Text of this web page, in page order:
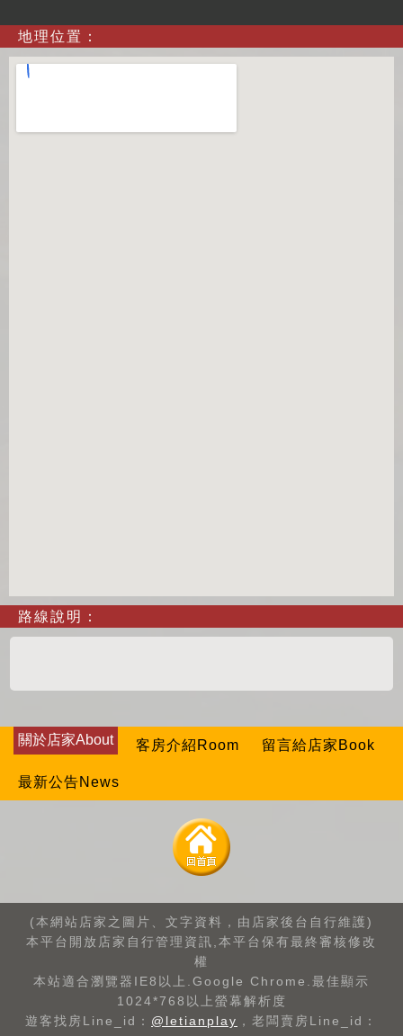
地理位置：
路線說明：
關於店家About 客房介紹Room 留言給店家Book
最新公告News
(本網站店家之圖片、文字資料，由店家後台自行維護)
本平台開放店家自行管理資訊,本平台保有最終審核修改
權
本站適合瀏覽器IE8以上.Google Chrome.最佳顯示
1024*768以上螢幕解析度
遊客找房Line_id： @letianplay ，老闆賣房Line_id：